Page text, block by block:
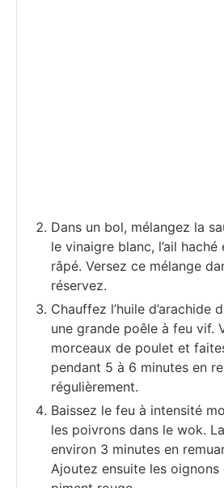
Dans un bol, mélangez la
le vinaigre blanc, l’ail
râpé. Versez ce mélange
réservez.
Chauffez l’huile d’arachide
une grande poêle à feu vif.
morceaux de poulet et
pendant 5 à 6 minutes en
régulièrement.
Baissez le feu à intensité
les poivrons dans le wok.
environ 3 minutes en
Ajoutez ensuite les